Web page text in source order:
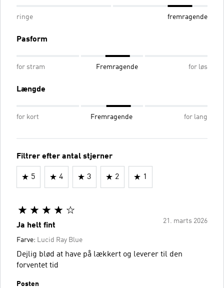
ringe fremragende
Pasform
for stram Fremragende for løs
Længde
for kort Fremragende for lang
Filtrer efter antal stjerner
5 4 3 2 1
21. marts 2026
Ja helt fint
Farve: Lucid Ray Blue
Dejlig blød at have på lækkert og leverer til den
forventet tid
Posten